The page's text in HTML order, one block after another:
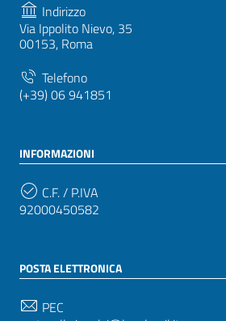
Indirizzo
Via Ippolito Nievo, 35
00153, Roma
Telefono
(+39) 06 941851
INFORMAZIONI
C.F. / P.IVA
92000450582
POSTA ELETTRONICA
PEC